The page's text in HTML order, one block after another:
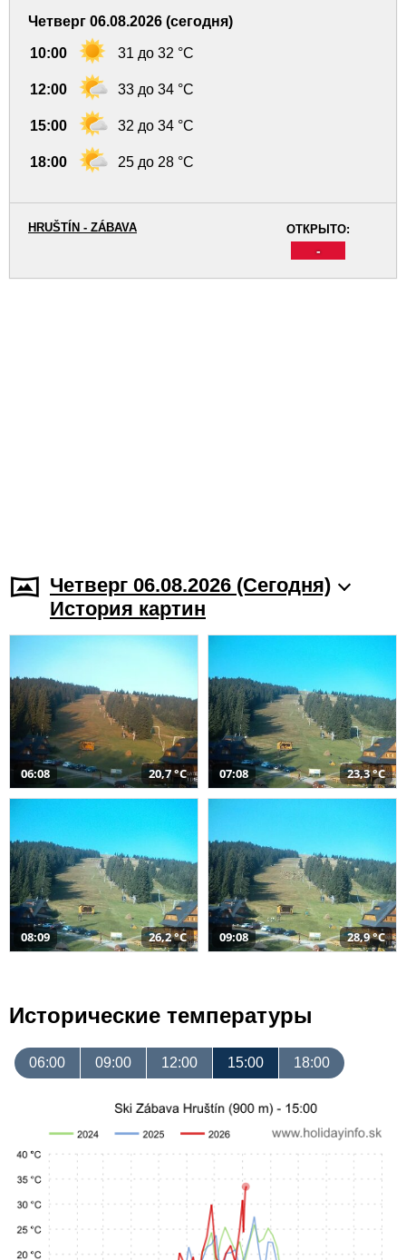
Четверг 06.08.2026 (сегодня)
10:00 31 до 32 °C
12:00 33 до 34 °C
15:00 32 до 34 °C
18:00 25 до 28 °C
ОТКРЫТО:
-
HRUŠTÍN - ZÁBAVA
Четверг 06.08.2026 (Cегодня)
История картин
06:08 20,7 °C 07:08 23,3 °C
08:09 26,2 °C 09:08 28,9 °C
Исторические температуры
06:00 09:00 12:00 15:00 18:00